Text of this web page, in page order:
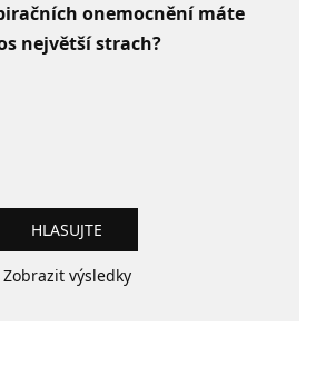
onemocnění máte
největší strach?
Zobrazit výsledky